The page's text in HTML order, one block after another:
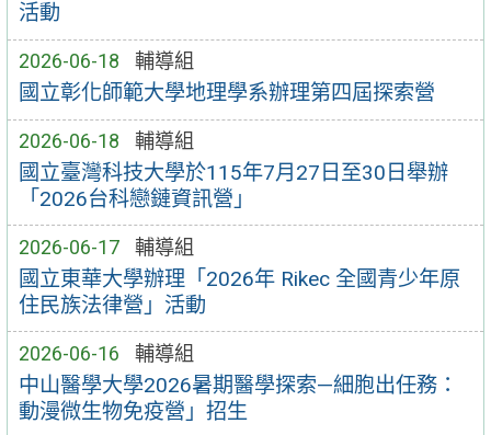
活動
2026-06-18 輔導組
國立彰化師範大學地理學系辦理第四屆探索營
2026-06-18 輔導組
國立臺灣科技大學於115年7月27日至30日舉辦
「2026台科戀鏈資訊營」
2026-06-17 輔導組
國立東華大學辦理「2026年 Rikec 全國青少年原
住民族法律營」活動
2026-06-16 輔導組
中山醫學大學2026暑期醫學探索—細胞出任務：
動漫微生物免疫營」招生